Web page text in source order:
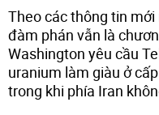
Theo các thông tin
đàm phán vẫn là
Washington yêu cầu
uranium làm giàu ở
trong khi phía Iran